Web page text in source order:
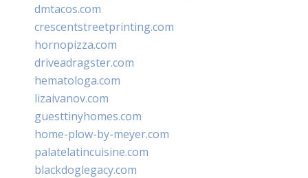
dmtacos.com
crescentstreetprinting.com
hornopizza.com
driveadragster.com
hematologa.com
lizaivanov.com
guesttinyhomes.com
home-plow-by-meyer.com
palatelatincuisine.com
blackdoglegacy.com